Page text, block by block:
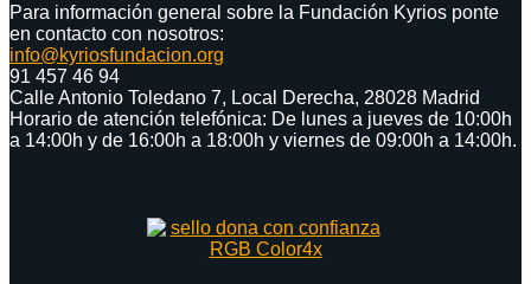
Para información general sobre la Fundación Kyrios ponte
en contacto con nosotros:
info@kyriosfundacion.org
91 457 46 94
Calle Antonio Toledano 7, Local Derecha, 28028 Madrid
Horario de atención telefónica: De lunes a jueves de 10:00h
a 14:00h y de 16:00h a 18:00h y viernes de 09:00h a 14:00h.